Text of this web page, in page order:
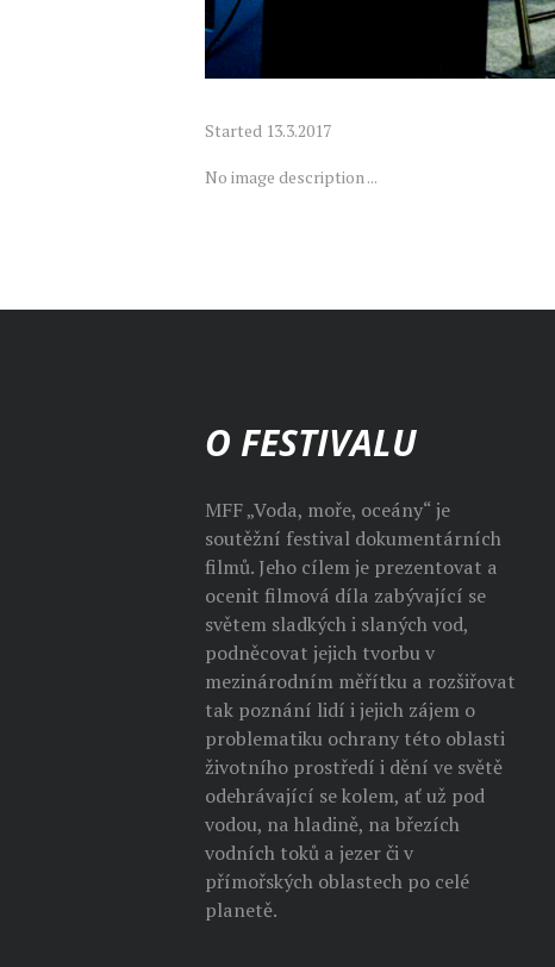
Started 13.3.2017
No image description ...
O FESTIVALU
MFF „Voda, moře, oceány“ je
soutěžní festival dokumentárních
filmů. Jeho cílem je prezentovat a
ocenit filmová díla zabývající se
světem sladkých i slaných vod,
podněcovat jejich tvorbu v
mezinárodním měřítku a rozšiřovat
tak poznání lidí i jejich zájem o
problematiku ochrany této oblasti
životního prostředí i dění ve světě
odehrávající se kolem, ať už pod
vodou, na hladině, na březích
vodních toků a jezer či v
přímořských oblastech po celé
planetě.